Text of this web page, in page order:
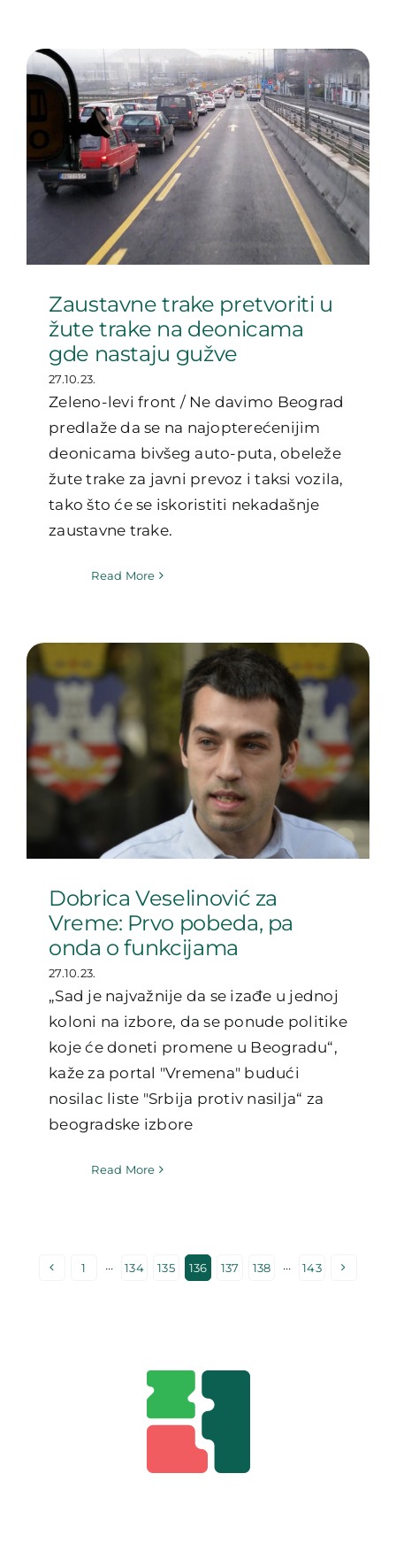
Zaustavne trake pretvoriti u
žute trake na deonicama
gde nastaju gužve
27.10.23.
Zeleno-levi front / Ne davimo Beograd
predlaže da se na najopterećenijim
deonicama bivšeg auto-puta, obeleže
žute trake za javni prevoz i taksi vozila,
tako što će se iskoristiti nekadašnje
zaustavne trake.
Read More
Dobrica Veselinović za
Vreme: Prvo pobeda, pa
onda o funkcijama
27.10.23.
„Sad je najvažnije da se izađe u jednoj
koloni na izbore, da se ponude politike
koje će doneti promene u Beogradu“,
kaže za portal "Vremena" budući
nosilac liste "Srbija protiv nasilja“ za
beogradske izbore
Read More
1 ··· 134 135 136 137 138 ··· 143